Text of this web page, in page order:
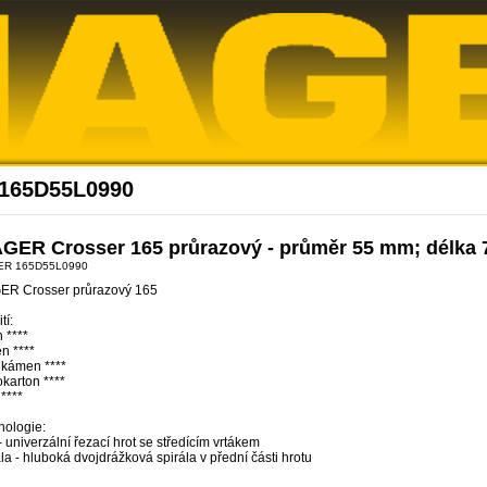
Akce Diager
Crosser 165 průrazový - průměr 55 mm;
165D55L0990
Crosser průrazový 165
****
****
****
****
univerzální řezací hrot se středícím vrtákem
- hluboká dvojdrážková spirála v přední části hrotu